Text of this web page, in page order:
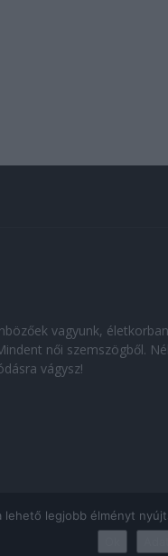
vagyunk,
női szemszögből.
vágysz!
legjobb élményt